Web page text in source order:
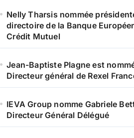
Nelly Tharsis nommée
directoire de la Banque
Crédit Mutuel
Jean-Baptiste Plagne est
Directeur général de Rexel
IEVA Group nomme Gabriele
Directeur Général Délégué